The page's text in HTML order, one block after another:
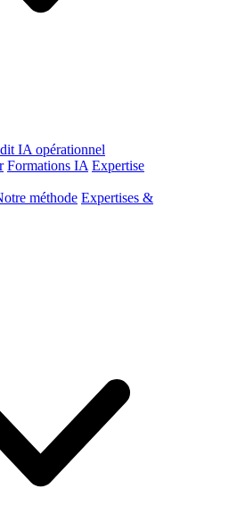
IA opérationnel
Formations IA Expertise
méthode Expertises &